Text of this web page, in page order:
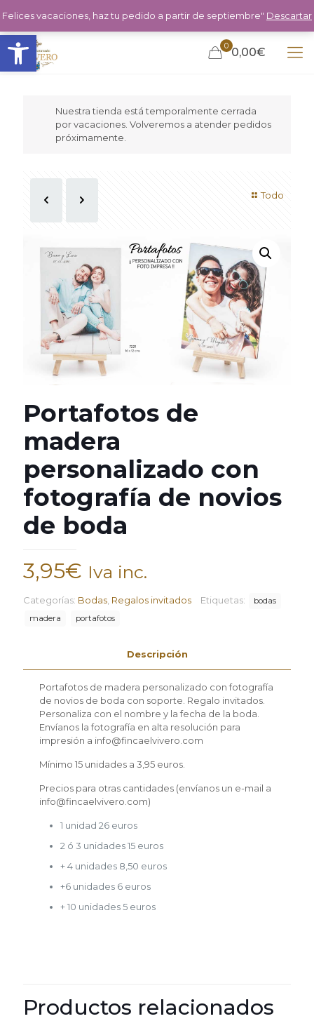
Abrir barra de herramientas 0 0,00€
Nuestra tienda está temporalmente cerrada
por vacaciones. Volveremos a atender pedidos
próximamente.
Todo
Portafotos de
madera
personalizado con
fotografía de novios
de boda
3,95€ Iva inc.
Categorías: Bodas Regalos invitados Etiquetas:
bodas
madera
portafotos
Descripción
Portafotos de madera personalizado con fotografía
de novios de boda con soporte. Regalo invitados.
Personaliza con el nombre y la fecha de la boda.
Envíanos la fotografía en alta resolución para
impresión a info@fincaelvivero.com
Mínimo 15 unidades a 3,95 euros.
Precios para otras cantidades (envíanos un e-mail a
info@fincaelvivero.com)
1 unidad 26 euros
2 ó 3 unidades 15 euros
+ 4 unidades 8,50 euros
+6 unidades 6 euros
+ 10 unidades 5 euros
Productos relacionados
Felices vacaciones, haz tu pedido a partir de septiembre" Descartar